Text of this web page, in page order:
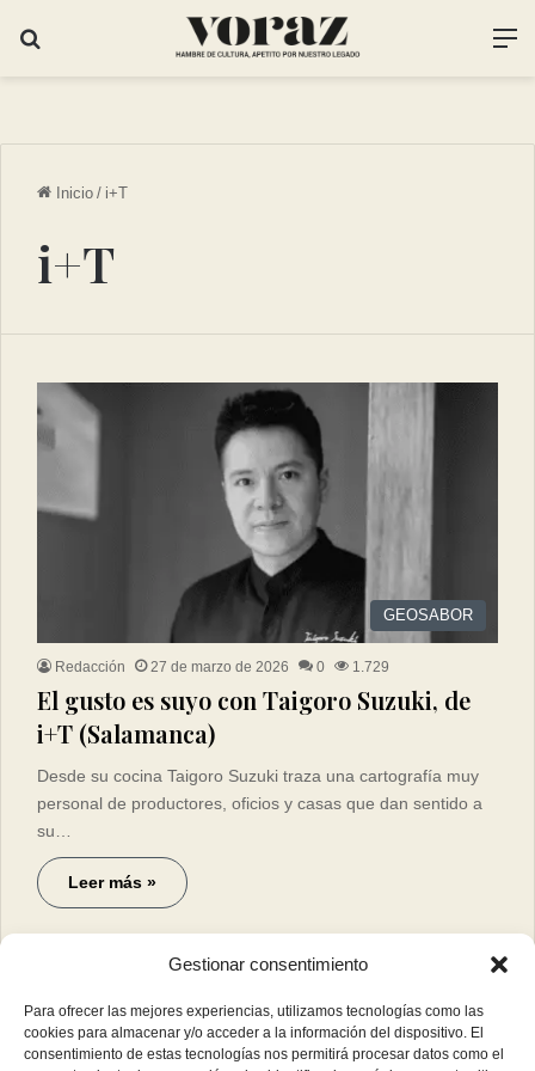
Gestionar consentimiento
Para ofrecer las mejores experiencias, utilizamos tecnologías como las
cookies para almacenar y/o acceder a la información del dispositivo. El
consentimiento de estas tecnologías nos permitirá procesar datos como el
Inicio / i+T
i+T
GEOSABOR
Redacción 27 de marzo de 2026 0 1.729
El gusto es suyo con Taigoro Suzuki, de
i+T (Salamanca)
Desde su cocina Taigoro Suzuki traza una cartografía muy
personal de productores, oficios y casas que dan sentido a
su…
Leer más »